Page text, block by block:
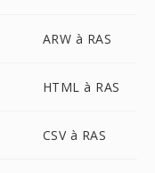
ARW à RAS
HTML à RAS
CSV à RAS